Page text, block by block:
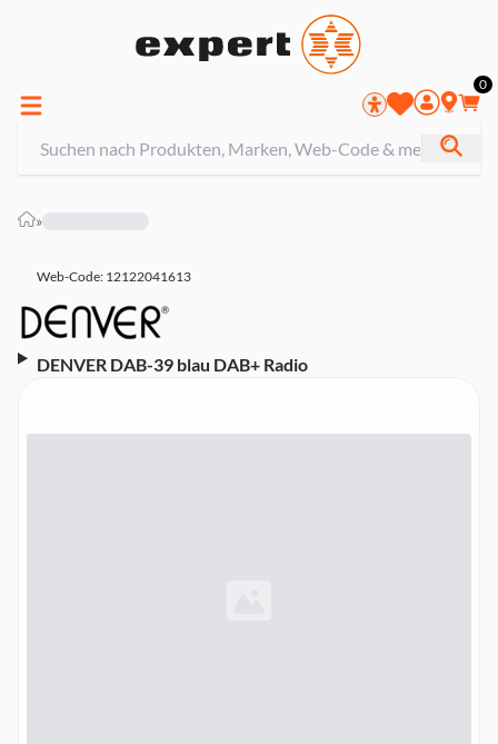
0
»
Web-Code: 12122041613
DENVER DAB-39 blau DAB+ Radio